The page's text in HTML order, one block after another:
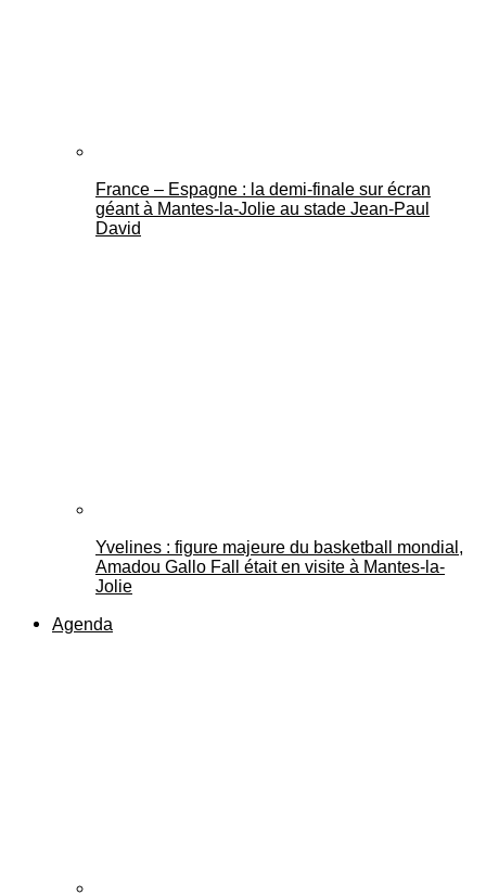
France – Espagne : la demi-finale sur écran
géant à Mantes-la-Jolie au stade Jean-Paul
David
Yvelines : figure majeure du basketball mondial,
Amadou Gallo Fall était en visite à Mantes-la-
Jolie
Agenda